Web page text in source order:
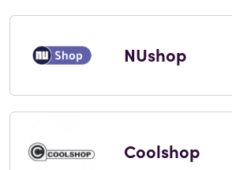
NUshop
Coolshop